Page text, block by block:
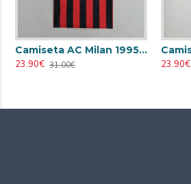
Camiseta AC Milan 1995/1996 Local Retro
23.90€ 31.00€
23.90€